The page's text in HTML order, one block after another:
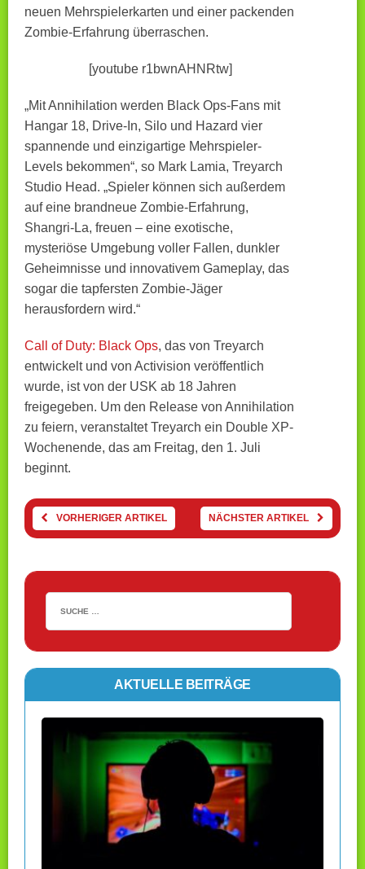
neuen Mehrspielerkarten und einer packenden
Zombie-Erfahrung überraschen.
[youtube r1bwnAHNRtw]
„Mit Annihilation werden Black Ops-Fans mit
Hangar 18, Drive-In, Silo und Hazard vier
spannende und einzigartige Mehrspieler-
Levels bekommen“, so Mark Lamia, Treyarch
Studio Head. „Spieler können sich außerdem
auf eine brandneue Zombie-Erfahrung,
Shangri-La, freuen – eine exotische,
mysteriöse Umgebung voller Fallen, dunkler
Geheimnisse und innovativem Gameplay, das
sogar die tapfersten Zombie-Jäger
herausfordern wird.“
Call of Duty: Black Ops, das von Treyarch
entwickelt und von Activision veröffentlich
wurde, ist von der USK ab 18 Jahren
freigegeben. Um den Release von Annihilation
zu feiern, veranstaltet Treyarch ein Double XP-
Wochenende, das am Freitag, den 1. Juli
beginnt.
VORHERIGER ARTIKEL NÄCHSTER ARTIKEL
AKTUELLE BEITRÄGE